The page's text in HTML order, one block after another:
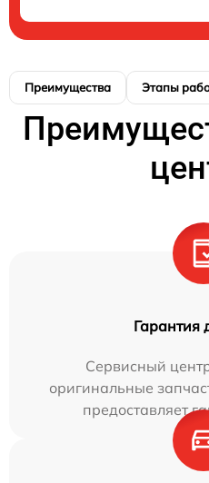
Преимущества Этапы
Гарантия
Сервисный
оригинальные
предоставляет